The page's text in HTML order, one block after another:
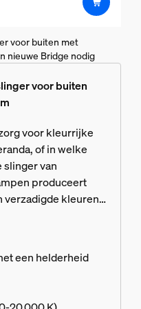
voor buiten met
nieuwe Bridge nodig
voor buiten
voor kleurrijke
of in welke
slinger van
produceert
verzadigde kleuren
creëren of
Dankzij het
worden gestoken
voeding.
een helderheid